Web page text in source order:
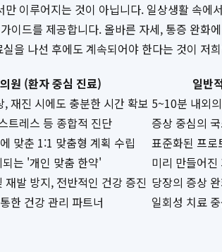
이루어지는 것이 아닙니다. 일상생활 속
이드를 제공합니다. 올바른 자세, 통증 완
을 나선 후에도 계속되어야 한다는 것이 저
원 (환자 중심 진료)
일반
재진 시에도 충분한 시간 확보 5~10분 내외
트레스 등 종합적 진단
증상 중심의
맞춘 1:1 맞춤형 계획 수립
표준화된 프
는 '개인 맞춤 한약'
미리 만들어
재발 방지, 전반적인 건강 증진 당장의 증상
한 건강 관리 파트너 일회성 치료